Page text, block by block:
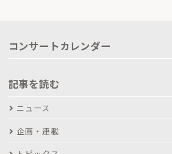
コンサートカレンダー
記事を読む
ニュース
企画・連載